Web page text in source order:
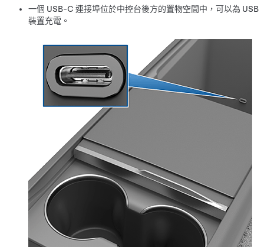
一個 USB-C 連接埠位於中控台後方的置物空間中，可以為 USB
裝置充電。